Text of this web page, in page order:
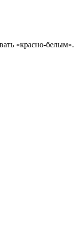
«красно-белым».